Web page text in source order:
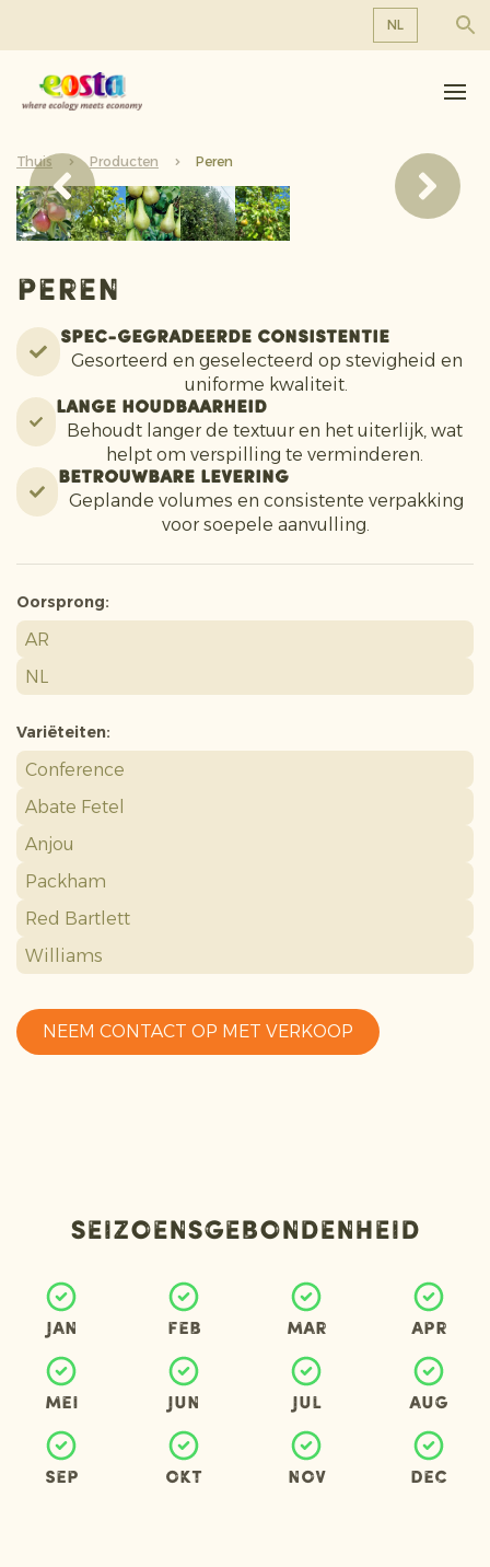
NL
NL
Over ons
Producten
Duurzaamheid
Nieuws & Persberichten
Werken bij Eosta
Thuis Producten Peren
Peren
Spec-gegradeerde consistentie
Gesorteerd en geselecteerd op stevigheid en
uniforme kwaliteit.
Lange houdbaarheid
Behoudt langer de textuur en het uiterlijk, wat
helpt om verspilling te verminderen.
Betrouwbare levering
Geplande volumes en consistente verpakking
voor soepele aanvulling.
Oorsprong:
AR
NL
Variëteiten:
Conference
Abate Fetel
Anjou
Packham
Red Bartlett
Williams
NEEM CONTACT OP MET VERKOOP
Seizoensgebondenheid
Jan Feb Mar Apr
Mei Jun Jul Aug
Sep Okt Nov Dec